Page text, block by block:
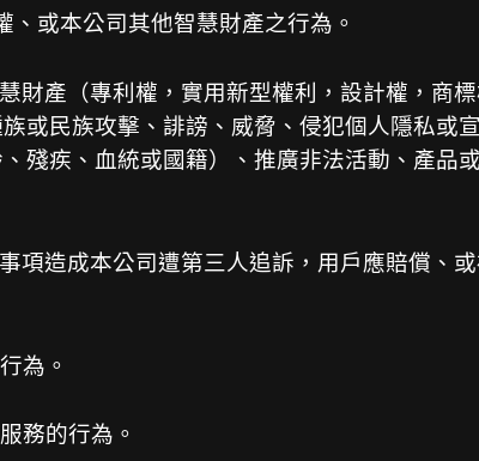
、或本公司其他智慧財產之行為。
財產（專利權，實用新型權利，設計權，
或民族攻擊、誹謗、威脅、侵犯個人隱私
殘疾、血統或國籍）、推廣非法活動、產
項造成本公司遭第三人追訴，用戶應賠償、
為。
務的行為。